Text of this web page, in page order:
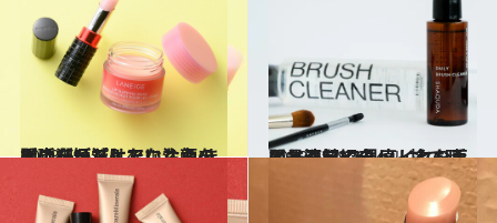
2023.6.4
人中を短くしたいなら まずはリップケアに注力を 唇の潤いだけでなく顔の間延びが減！
ビューティ＆ヘルス 2023.5.28
メイクアイテム、捨て時の最適解 フルメイクを再開する前に 見直しとお手入れ法を紹介
ビューティ＆ヘルス